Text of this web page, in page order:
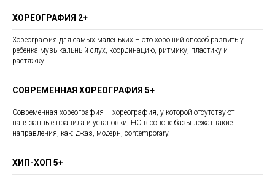
ХОРЕОГРАФИЯ 2+
Хореография для самых маленьких – это хороший способ развить у
ребенка музыкальный слух, координацию, ритмику, пластику и
растяжку.
СОВРЕМЕННАЯ ХОРЕОГРАФИЯ 5+
Современная хореография – хореография, у которой отсутствуют
навязанные правила и установки, НО в основе базы лежат такие
направления, как: джаз, модерн, contemporary.
ХИП-ХОП 5+